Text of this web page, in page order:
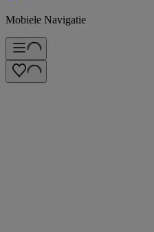
Mobiele Navigatie